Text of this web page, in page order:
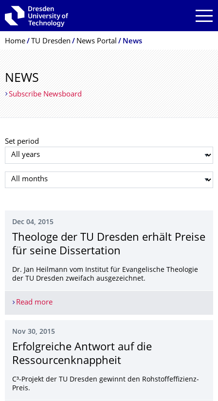
Skip to main navigation
Skip to search
Skip to content
Breadcrumb Menu
Home TU Dresden News Portal News
NEWS
Subscribe Newsboard
Set period
Select year
Select month
Dec 04, 2015
Theologe der TU Dresden erhält Preise
für seine Dissertation
Dr. Jan Heilmann vom Institut für Evangelische Theologie
der TU Dresden zweifach ausgezeichnet.
Read moreTheologe der TU Dresden erhält Preise für seine
Nov 30, 2015
Erfolgreiche Antwort auf die
Ressourcenknap­pheit
C³-Projekt der TU Dresden gewinnt den Rohstoffeffizienz-
Preis.